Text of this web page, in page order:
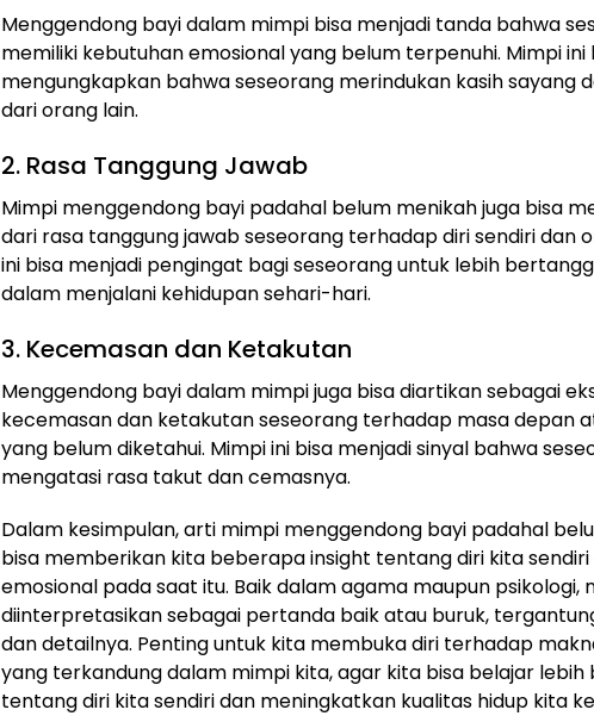
Menggendong bayi dalam mimpi bisa menjadi tanda bahwa
memiliki kebutuhan emosional yang belum terpenuhi. Mimpi ini
mengungkapkan bahwa seseorang merindukan kasih sayang
dari orang lain.
2. Rasa Tanggung Jawab
Mimpi menggendong bayi padahal belum menikah juga bisa
dari rasa tanggung jawab seseorang terhadap diri sendiri dan
ini bisa menjadi pengingat bagi seseorang untuk lebih
dalam menjalani kehidupan sehari-hari.
3. Kecemasan dan Ketakutan
Menggendong bayi dalam mimpi juga bisa diartikan sebagai
kecemasan dan ketakutan seseorang terhadap masa depan
yang belum diketahui. Mimpi ini bisa menjadi sinyal bahwa
mengatasi rasa takut dan cemasnya.
Dalam kesimpulan, arti mimpi menggendong bayi padahal
bisa memberikan kita beberapa insight tentang diri kita
emosional pada saat itu. Baik dalam agama maupun psikologi,
diinterpretasikan sebagai pertanda baik atau buruk,
dan detailnya. Penting untuk kita membuka diri terhadap
yang terkandung dalam mimpi kita, agar kita bisa belajar lebih
tentang diri kita sendiri dan meningkatkan kualitas hidup kita